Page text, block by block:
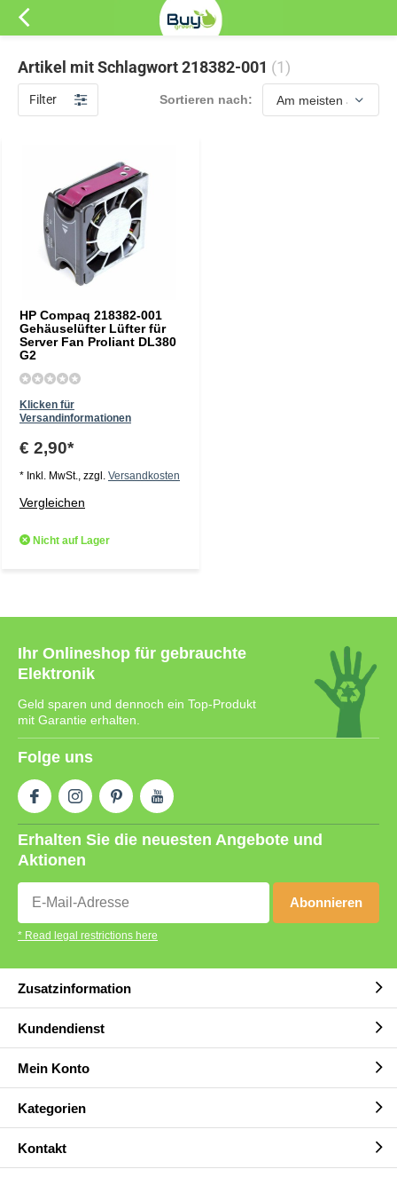
Artikel mit Schlagwort 218382-001 (1)
Filter Sortieren nach:
HP Compaq 218382-001
Gehäuselüfter Lüfter für
Server Fan Proliant DL380
G2
Klicken für
Versandinformationen
€ 2,90*
* Inkl. MwSt., zzgl. Versandkosten
Vergleichen
Nicht auf Lager
Ihr Onlineshop für gebrauchte
Elektronik
Geld sparen und dennoch ein Top-Produkt
mit Garantie erhalten.
Folge uns
Erhalten Sie die neuesten Angebote und
Aktionen
Abonnieren
* Read legal restrictions here
Zusatzinformation
Kundendienst
Mein Konto
Kategorien
Kontakt